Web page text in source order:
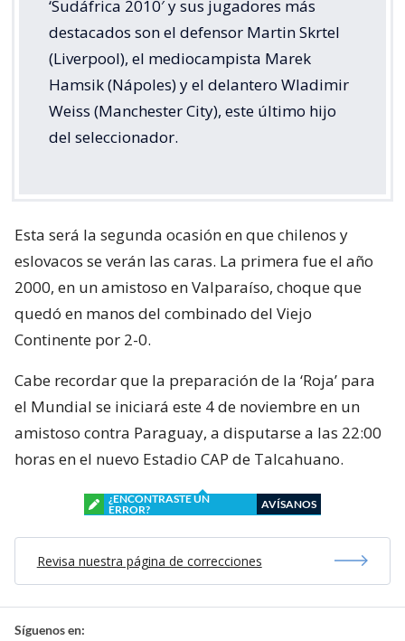
‘Sudáfrica 2010′ y sus jugadores más
destacados son el defensor Martin Skrtel
(Liverpool), el mediocampista Marek
Hamsik (Nápoles) y el delantero Wladimir
Weiss (Manchester City), este último hijo
del seleccionador.
Esta será la segunda ocasión en que chilenos y
eslovacos se verán las caras. La primera fue el año
2000, en un amistoso en Valparaíso, choque que
quedó en manos del combinado del Viejo
Continente por 2-0.
Cabe recordar que la preparación de la ‘Roja’ para
el Mundial se iniciará este 4 de noviembre en un
amistoso contra Paraguay, a disputarse a las 22:00
horas en el nuevo Estadio CAP de Talcahuano.
¿ENCONTRASTE UN
ERROR?
AVÍSANOS
Revisa nuestra página de correcciones
Síguenos en: